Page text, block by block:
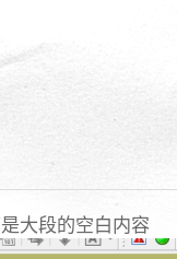
大段的空白内容